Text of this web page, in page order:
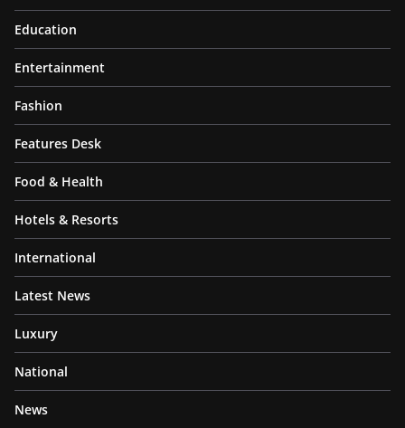
Education
Entertainment
Fashion
Features Desk
Food & Health
Hotels & Resorts
International
Latest News
Luxury
National
News